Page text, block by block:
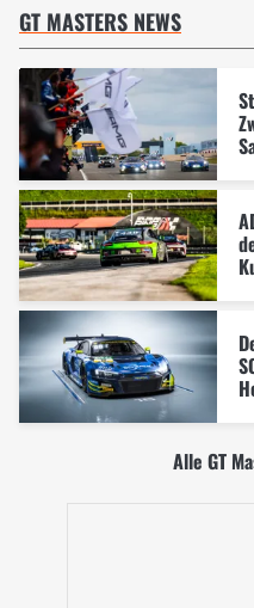
GT MASTERS NEWS
Alle GT